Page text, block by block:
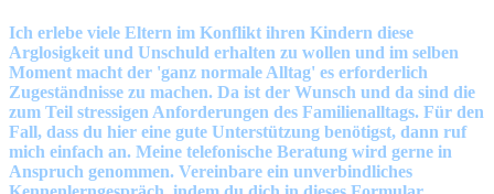
Ich erlebe viele Eltern im Konflikt ihren Kindern diese
Arglosigkeit und Unschuld erhalten zu wollen und im selben
Moment macht der 'ganz normale Alltag' es erforderlich
Zugeständnisse zu machen. Da ist der Wunsch und da sind die
zum Teil stressigen Anforderungen des Familienalltags. Für den
Fall, dass du hier eine gute Unterstützung benötigst, dann ruf
mich einfach an. Meine telefonische Beratung wird gerne in
Anspruch genommen. Vereinbare ein unverbindliches